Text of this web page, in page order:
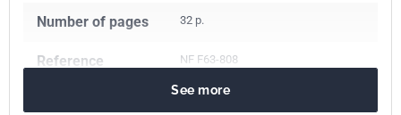
Number of pages 32 p.
Reference NF F63-808
See more